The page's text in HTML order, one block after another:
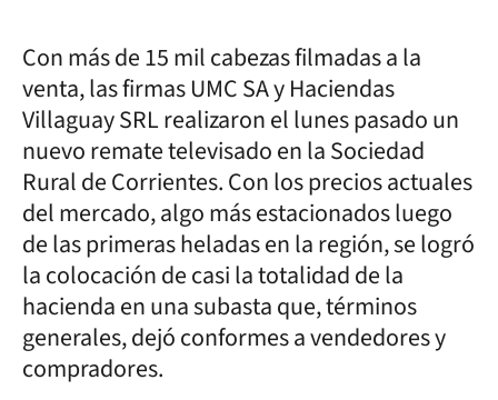
Con más de 15 mil cabezas filmadas a la
venta, las firmas UMC SA y Haciendas
Villaguay SRL realizaron el lunes pasado un
nuevo remate televisado en la Sociedad
Rural de Corrientes. Con los precios actuales
del mercado, algo más estacionados luego
de las primeras heladas en la región, se logró
la colocación de casi la totalidad de la
hacienda en una subasta que, términos
generales, dejó conformes a vendedores y
compradores.